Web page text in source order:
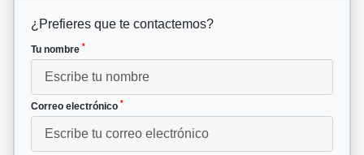
¿Prefieres que te contactemos?
Tu nombre *
Correo electrónico *